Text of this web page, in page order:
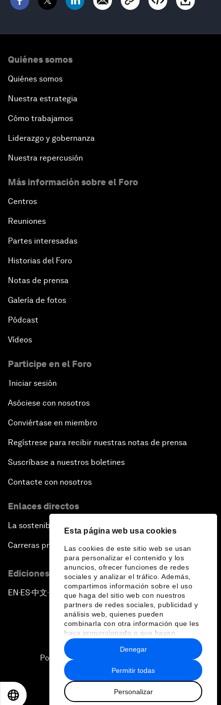
Esta página web usa cookies
Las cookies de este sitio web se usan
para personalizar el contenido y los
anuncios, ofrecer funciones de redes
sociales y analizar el tráfico. Además,
compartimos información sobre el uso
que haga del sitio web con nuestros
partners de redes sociales, publicidad y
análisis web, quienes pueden
combinarla con otra información que les
haya proporcionado o que hayan
recopilado a partir del uso que haya
hecho de sus servicios.
Permitir todas
Personalizar
Denegar
Quiénes somos
Quiénes somos
Nuestra estrategia
Cómo trabajamos
Liderazgo y gobernanza
Nuestra repercusión
Más información sobre el Foro
Centros
Reuniones
Partes interesadas
Historias del Foro
Notas de prensa
Galería de fotos
Pódcast
Vídeos
Participe en el Foro
Iniciar sesión
Asóciese con nosotros
Conviértase en miembro
Regístrese para recibir nuestras notas de prensa
Suscríbase a nuestros boletines
Contacte con nosotros
Enlaces directos
La sostenibilidad en el Foro
Carreras profesionales
Ediciones en otros idiomas
EN ▪ES▪中文▪ 日本語
Política de privacidad y normas de uso
Sitemap
2026 Foro Económico Mundial